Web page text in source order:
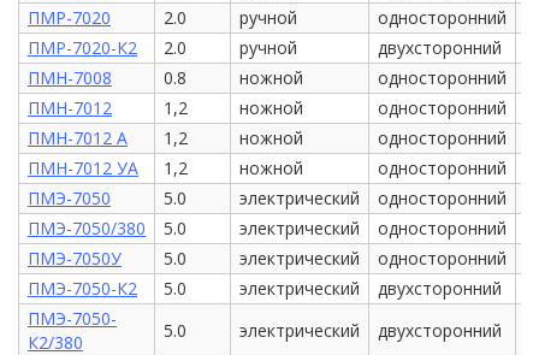
ПМР-7020
2.0 ручной односторонний
ПМР-7020-К2
2.0 ручной двухсторонний
ПМН-7008
0.8 ножной односторонний
ПМН-7012
1,2 ножной односторонний
ПМН-7012 А
1,2 ножной односторонний
ПМН-7012 УА
1,2 ножной односторонний
ПМЭ-7050
5.0 электрический односторонний
ПМЭ-7050/380
5.0 электрический односторонний
ПМЭ-7050У
5.0 электрический односторонний
ПМЭ-7050-К2
5.0 электрический двухсторонний
ПМЭ-7050-
К2/380
5.0 электрический двухсторонний